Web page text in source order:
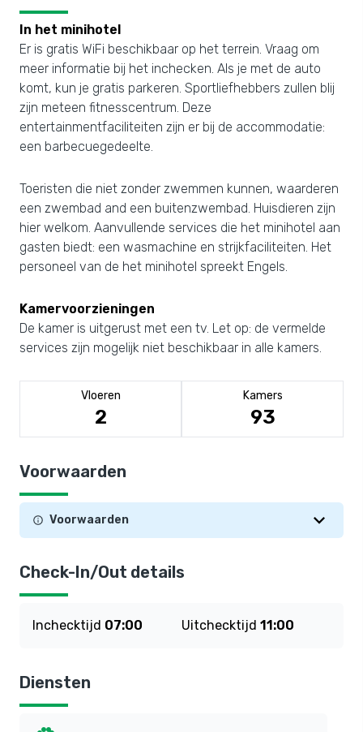
In het minihotel
Er is gratis WiFi beschikbaar op het terrein. Vraag om
meer informatie bij het inchecken. Als je met de auto
komt, kun je gratis parkeren. Sportliefhebbers zullen blij
zijn meteen fitnesscentrum. Deze
entertainmentfaciliteiten zijn er bij de accommodatie:
een barbecuegedeelte.
Toeristen die niet zonder zwemmen kunnen, waarderen
een zwembad and een buitenzwembad. Huisdieren zijn
hier welkom. Aanvullende services die het minihotel aan
gasten biedt: een wasmachine en strijkfaciliteiten. Het
personeel van de het minihotel spreekt Engels.
Kamervoorzieningen
De kamer is uitgerust met een tv. Let op: de vermelde
services zijn mogelijk niet beschikbaar in alle kamers.
Vloeren
2
Kamers
93
Voorwaarden
Voorwaarden
Check-In/Out details
Inchecktijd 07:00 Uitchecktijd 11:00
Diensten